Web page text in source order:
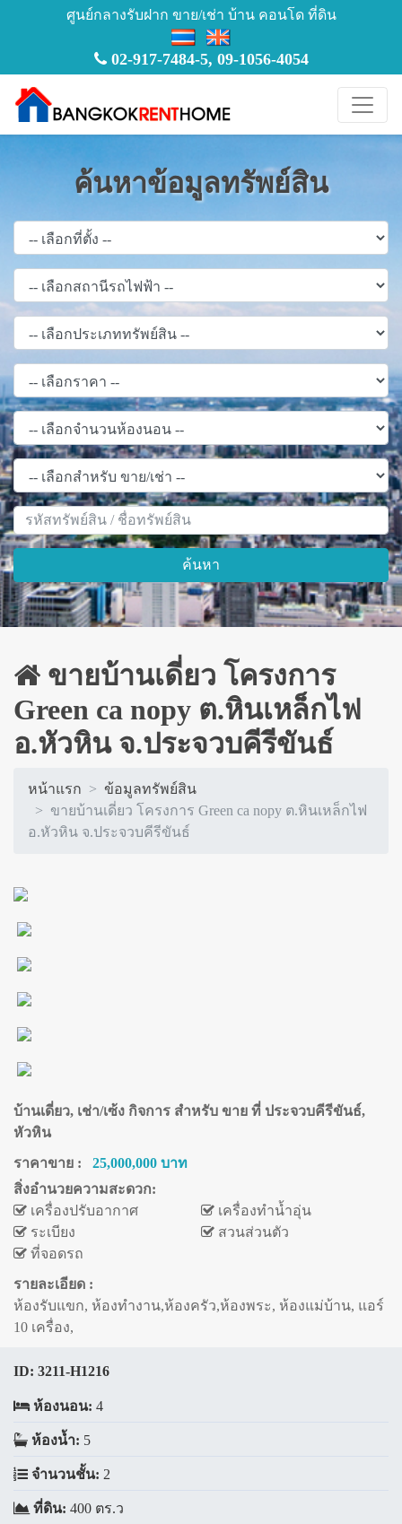
ศูนย์กลางรับฝาก ขาย/เช่า บ้าน คอนโด ที่ดิน
02-917-7484-5, 09-1056-4054
ค้นหาข้อมูลทรัพย์สิน
ค้นหา
ขายบ้านเดี่ยว โครงการ
Green ca nopy ต.หินเหล็กไฟ
อ.หัวหิน จ.ประจวบคีรีขันธ์
หน้าแรก
ข้อมูลทรัพย์สิน
ขายบ้านเดี่ยว โครงการ Green ca nopy ต.หินเหล็กไฟ
อ.หัวหิน จ.ประจวบคีรีขันธ์
บ้านเดี่ยว, เช่า/เซ้ง กิจการ สำหรับ ขาย ที่ ประจวบคีรีขันธ์,
หัวหิน
ราคาขาย : 25,000,000 บาท
สิ่งอำนวยความสะดวก:
เครื่องปรับอากาศ
เครื่องทำน้ำอุ่น
ระเบียง
สวนส่วนตัว
ที่จอดรถ
รายละเอียด :
ห้องรับแขก, ห้องทำงาน,ห้องครัว,ห้องพระ, ห้องแม่บ้าน, แอร์
10 เครื่อง,
ID: 3211-H1216
ห้องนอน: 4
ห้องน้ำ: 5
จำนวนชั้น: 2
ที่ดิน: 400 ตร.ว